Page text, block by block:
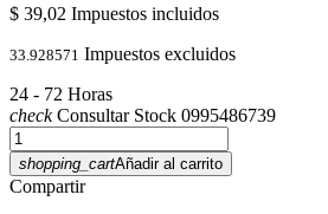
$ 39,02 Impuestos incluidos
33.928571 Impuestos excluidos
24 - 72 Horas
checkConsultar Stock 0995486739
shopping_cartAñadir al carrito
Compartir